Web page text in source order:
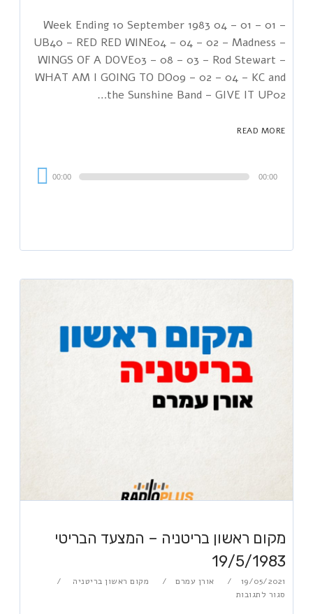
Week Ending 10 September 1983 04 – 01 – 01 –
UB40 – RED RED WINE04 – 04 – 02 – Madness –
WINGS OF A DOVE03 – 08 – 03 – Rod Stewart –
WHAT AM I GOING TO DO09 – 02 – 04 – KC and
the Sunshine Band – GIVE IT UP02…
READ MORE
00:00 00:00
מקום ראשון בריטניה – המצעד הבריטי
19/5/1983
19/05/2021 אורן עמרם
מקום ראשון בריטניה
סגור לתגובות